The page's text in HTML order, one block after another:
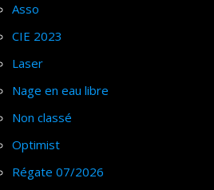
Asso
CIE 2023
Laser
Nage en eau libre
Non classé
Optimist
Régate 07/2026